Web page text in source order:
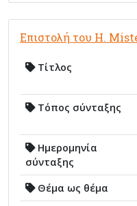
Επιστολή του H.
Τίτλος
Τόπος σύνταξης
Ημερομηνία
σύνταξης
Θέμα ως θέμα